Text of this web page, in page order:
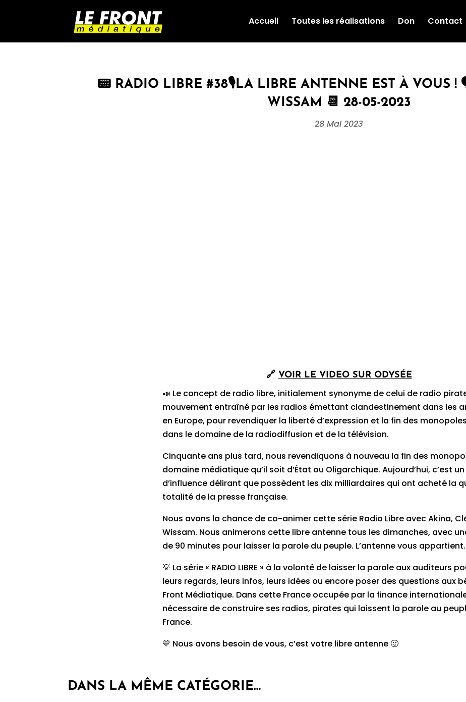
Accueil Toutes les réalisations Don Contact
📟 RADIO LIBRE #38🎙LA LIBRE ANTENNE EST À VOUS
WISSAM 📆 28-05-2023
28 Mai 2023
🔗 VOIR LE VIDEO SUR ODYSÉE
📣 Le concept de radio libre, initialement synonyme de celui de radio
mouvement entraîné par les radios émettant clandestinement dans les
en Europe, pour revendiquer la liberté d’expression et la fin des
dans le domaine de la radiodiffusion et de la télévision.
Cinquante ans plus tard, nous revendiquons à nouveau la fin des
domaine médiatique qu’il soit d’État ou Oligarchique. Aujourd’hui, c’est
d’influence délirant que possèdent les dix milliardaires qui ont acheté la
totalité de la presse française.
Nous avons la chance de co-animer cette série Radio Libre avec Akina,
Wissam. Nous animerons cette libre antenne tous les dimanches, avec
de 90 minutes pour laisser la parole du peuple. L’antenne vous appartient.
💡 La série « RADIO LIBRE » à la volonté de laisser la parole aux auditeurs
leurs regards, leurs infos, leurs idées ou encore poser des questions aux
Front Médiatique. Dans cette France occupée par la finance
nécessaire de construire ses radios, pirates qui laissent la parole au
France.
💛 Nous avons besoin de vous, c’est votre libre antenne 🙂
DANS LA MÊME CATÉGORIE…